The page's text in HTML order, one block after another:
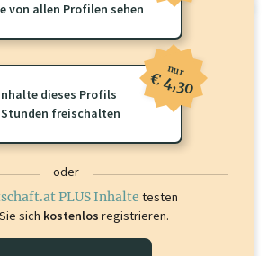
zusätzlichewirtschaft.at PLUS Inhalte
können. Schalten Sie dieses Profil frei
um diese Inhalte zu sehen.
von allen Profilen sehen
dieses Profils
freischalten
nur
€ 4,30
oder
PLUS Inhalte testen
sich kostenlos registrieren.